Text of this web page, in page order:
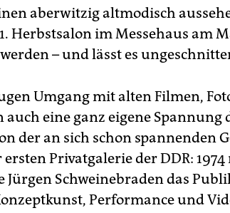
aberwitzig altmodisch
Herbstsalon im Messehaus am
– und lässt es
Umgang mit alten Filmen,
eine ganz eigene Spannung
der an sich schon spannenden
Privatgalerie der DDR:
Jürgen Schweinebraden das
Performance und